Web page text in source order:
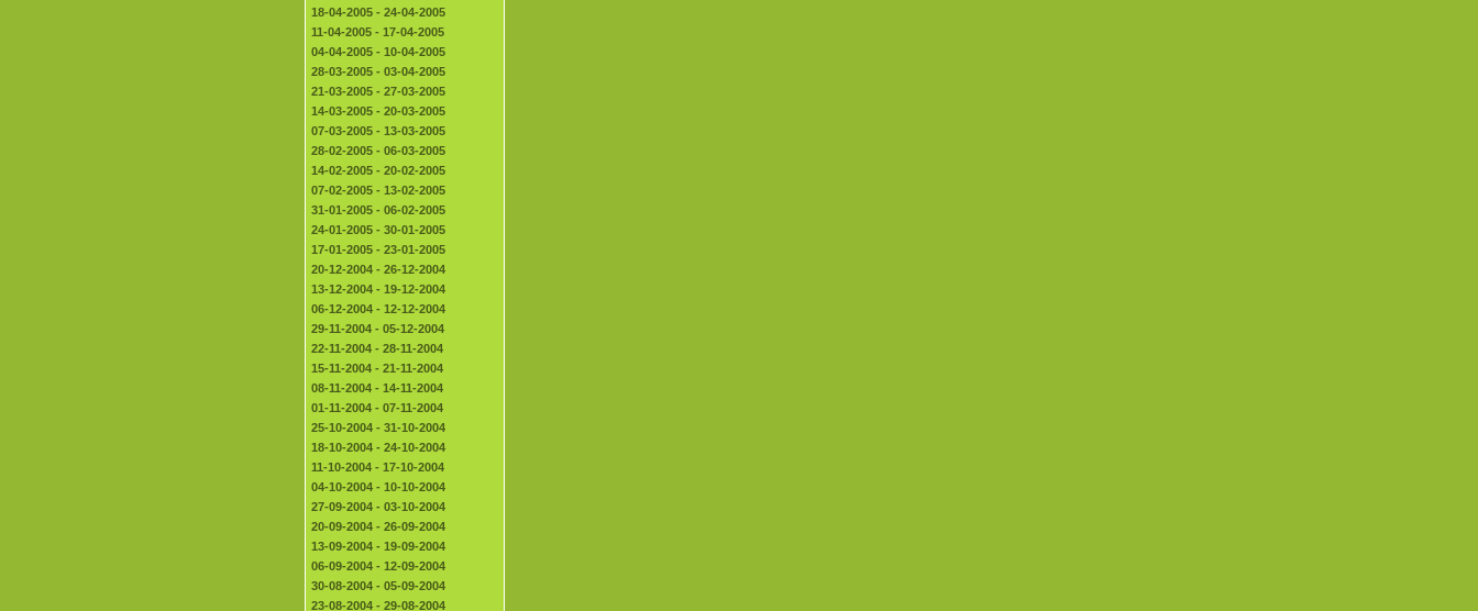
18-04-2005 - 24-04-2005
11-04-2005 - 17-04-2005
04-04-2005 - 10-04-2005
28-03-2005 - 03-04-2005
21-03-2005 - 27-03-2005
14-03-2005 - 20-03-2005
07-03-2005 - 13-03-2005
28-02-2005 - 06-03-2005
14-02-2005 - 20-02-2005
07-02-2005 - 13-02-2005
31-01-2005 - 06-02-2005
24-01-2005 - 30-01-2005
17-01-2005 - 23-01-2005
20-12-2004 - 26-12-2004
13-12-2004 - 19-12-2004
06-12-2004 - 12-12-2004
29-11-2004 - 05-12-2004
22-11-2004 - 28-11-2004
15-11-2004 - 21-11-2004
08-11-2004 - 14-11-2004
01-11-2004 - 07-11-2004
25-10-2004 - 31-10-2004
18-10-2004 - 24-10-2004
11-10-2004 - 17-10-2004
04-10-2004 - 10-10-2004
27-09-2004 - 03-10-2004
20-09-2004 - 26-09-2004
13-09-2004 - 19-09-2004
06-09-2004 - 12-09-2004
30-08-2004 - 05-09-2004
23-08-2004 - 29-08-2004